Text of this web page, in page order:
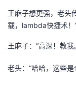
发
者
开
发
的
Programs
我
的
王麻子想更强，老头
载，lambda快捷术！
王麻子：“高深！教我
老头：“哈哈，这些